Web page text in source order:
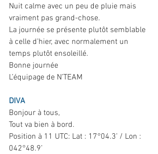
Nuit calme avec un peu de pluie mais
vraiment pas grand-chose.
La journée se présente plutôt semblable
à celle d’hier, avec normalement un
temps plutôt ensoleillé.
Bonne journée
L’équipage de N’TEAM
DIVA
Bonjour à tous,
Tout va bien à bord.
Position à 11 UTC: Lat : 17°04.3’ / Lon :
042°48.9’